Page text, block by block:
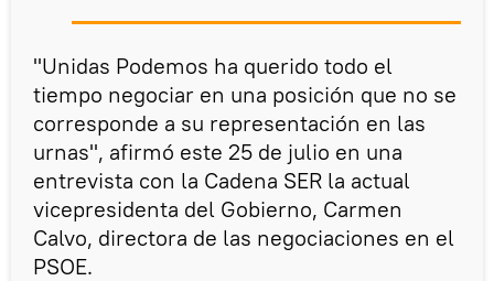
"Unidas Podemos ha querido todo el
tiempo negociar en una posición que no se
corresponde a su representación en las
urnas", afirmó este 25 de julio en una
entrevista con la Cadena SER la actual
vicepresidenta del Gobierno, Carmen
Calvo, directora de las negociaciones en el
PSOE.